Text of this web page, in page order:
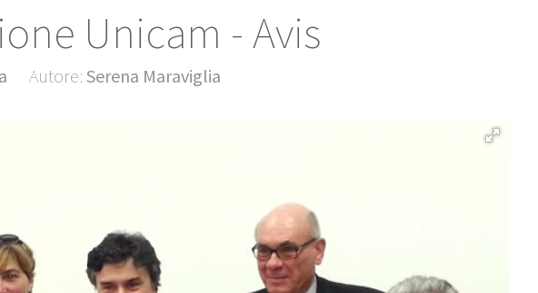
Unicam - Avis
Autore: Serena Maraviglia